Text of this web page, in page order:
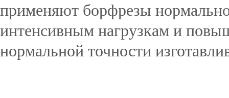
применяют борфрезы
интенсивным нагрузкам и
нормальной точности